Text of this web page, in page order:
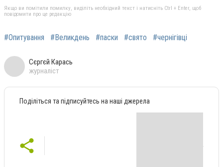
Якщо ви помітили помилку, виділіть необхідний текст і натисніть Ctrl + Enter, щоб
повідомити про це редакцію
#Опитування #Великдень #паски #свято #чернігівці
Сєргєй Карась
журналіст
Поділіться та підписуйтесь на наші джерела